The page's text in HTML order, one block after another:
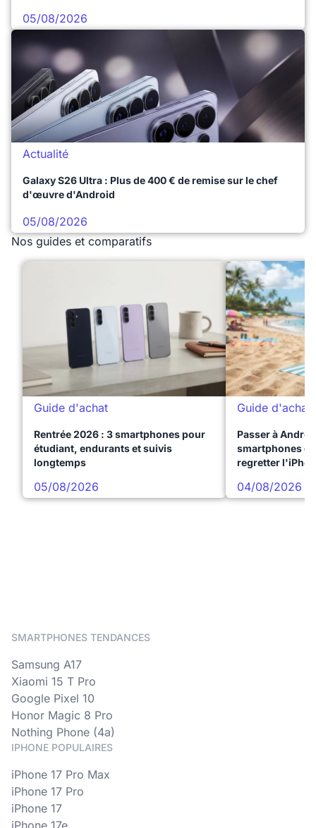
05/08/2026
Actualité
Galaxy S26 Ultra : Plus de 400 € de remise sur le chef
d'œuvre d'Android
05/08/2026
Nos guides et comparatifs
Guide d'achat
Rentrée 2026 : 3 smartphones pour
étudiant, endurants et suivis
longtemps
05/08/2026
Guide d'achat
Passer à
smartphones
regretter
04/08/2026
SMARTPHONES TENDANCES
Samsung A17
Xiaomi 15 T Pro
Google Pixel 10
Honor Magic 8 Pro
Nothing Phone (4a)
IPHONE POPULAIRES
iPhone 17 Pro Max
iPhone 17 Pro
iPhone 17
iPhone 17e